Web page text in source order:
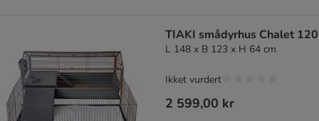
TIAKI smådyrhus Chalet 120
L 148 x B 123 x H 64 cm
2 599,00 kr
Ikket vurdert